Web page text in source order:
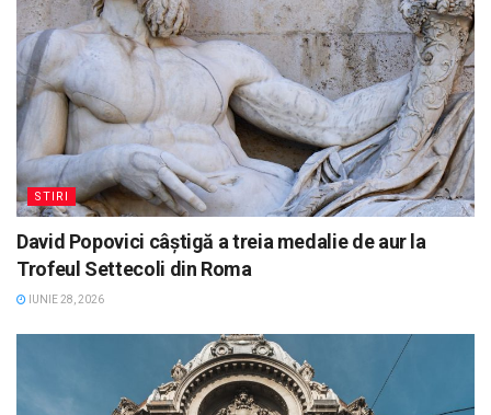
STIRI
David Popovici câștigă a treia medalie de aur la
Trofeul Settecoli din Roma
IUNIE 28, 2026